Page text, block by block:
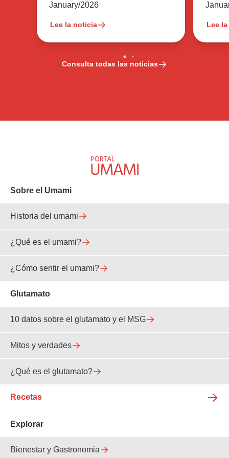
January/2026
Lee la noticia Lee
Consulta todas las noticias
Sobre el Umami
Historia del umami
¿Qué es el umami?
¿Cómo sentir el umami?
Glutamato
10 datos sobre el glutamato y el MSG
Mitos y verdades
¿Qué es el glutamato?
Recetas
Explorar
Bienestar y Gastronomia